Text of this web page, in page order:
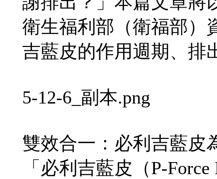
衛生福利部（衛福部）
吉藍皮的作用週期、排
5-12-6_副本.png
雙效合一：必利吉藍皮
「必利吉藍皮（P-